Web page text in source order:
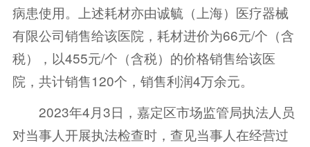
病患使用。上述耗材亦由诚毓（上海）医疗器械
有限公司销售给该医院，耗材进价为66元/个（含
税），以455元/个（含税）的价格销售给该医
院，共计销售120个，销售利润4万余元。
2023年4月3日，嘉定区市场监管局执法人员
对当事人开展执法检查时，查见当事人在经营过